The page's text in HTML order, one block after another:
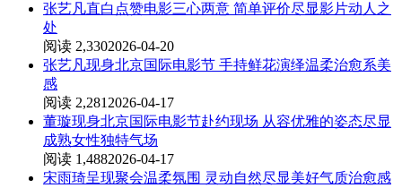
张艺凡直白点赞电影三心两意 简单评价尽显影片动人之
处
阅读 2,3302026-04-20
张艺凡现身北京国际电影节 手持鲜花演绎温柔治愈系美
感
阅读 2,281 2026-04-17
董璇现身北京国际电影节赴约现场 从容优雅的姿态尽显
成熟女性独特气场
阅读 1,4882026-04-17
宋雨琦呈现聚会温柔氛围 灵动自然尽显美好气质治愈感